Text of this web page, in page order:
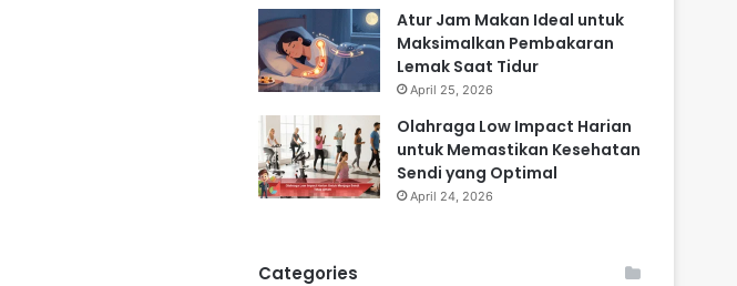
Atur Jam Makan Ideal untuk
Maksimalkan Pembakaran
Lemak Saat Tidur
April 25, 2026
Olahraga Low Impact Harian
untuk Memastikan Kesehatan
Sendi yang Optimal
April 24, 2026
Categories